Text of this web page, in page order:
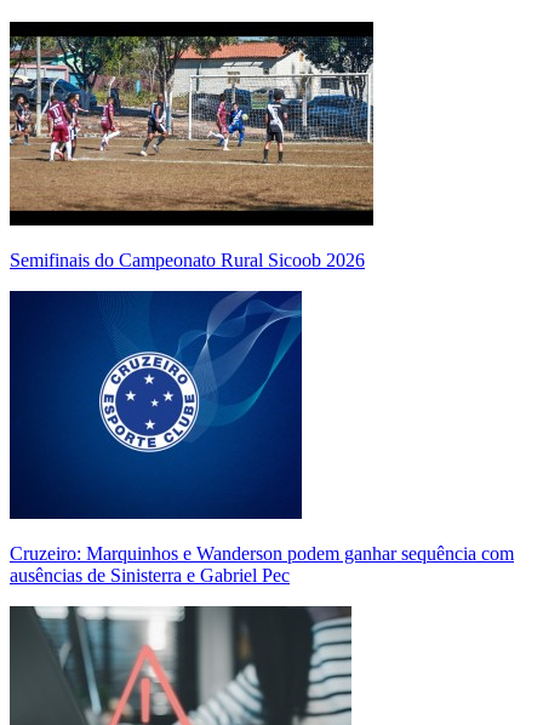
Semifinais do Campeonato Rural Sicoob 2026
Cruzeiro: Marquinhos e Wanderson podem ganhar sequência com
ausências de Sinisterra e Gabriel Pec